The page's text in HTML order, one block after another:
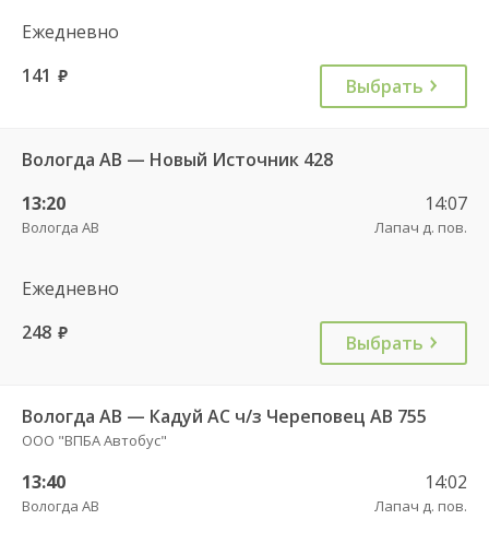
Ежедневно
141 руб. Выбрать
Вологда АВ — Новый Источник 428
13:20
Вологда АВ
14:07
Лапач д. пов.
Ежедневно
248 руб. Выбрать
Вологда АВ — Кадуй АС ч/з Череповец АВ 755
ООО "ВПБА Автобус"
13:40
Вологда АВ
14:02
Лапач д. пов.